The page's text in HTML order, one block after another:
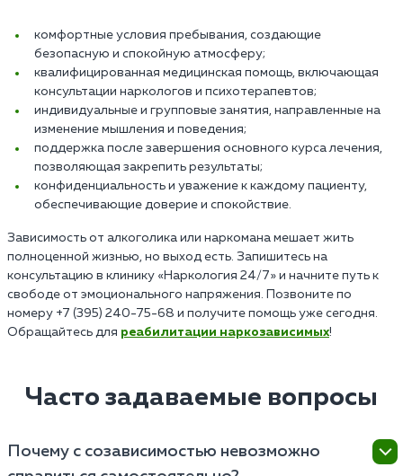
комфортные условия пребывания, создающие
безопасную и спокойную атмосферу;
квалифицированная медицинская помощь, включающая
консультации наркологов и психотерапевтов;
индивидуальные и групповые занятия, направленные на
изменение мышления и поведения;
поддержка после завершения основного курса лечения,
позволяющая закрепить результаты;
конфиденциальность и уважение к каждому пациенту,
обеспечивающие доверие и спокойствие.
Зависимость от алкоголика или наркомана мешает жить
полноценной жизнью, но выход есть. Запишитесь на
консультацию в клинику «Наркология 24/7» и начните путь к
свободе от эмоционального напряжения. Позвоните по
номеру +7 (395) 240-75-68 и получите помощь уже сегодня.
Обращайтесь для реабилитации наркозависимых!
Часто задаваемые вопросы
Почему с созависимостью невозможно